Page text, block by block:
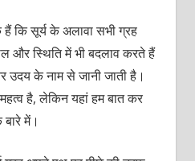
कि सूर्य के अलावा सभी ग्रह
और स्थिति में भी बदलाव करते हैं
उदय के नाम से जानी जाती है।
है, लेकिन यहां हम बात कर
में।